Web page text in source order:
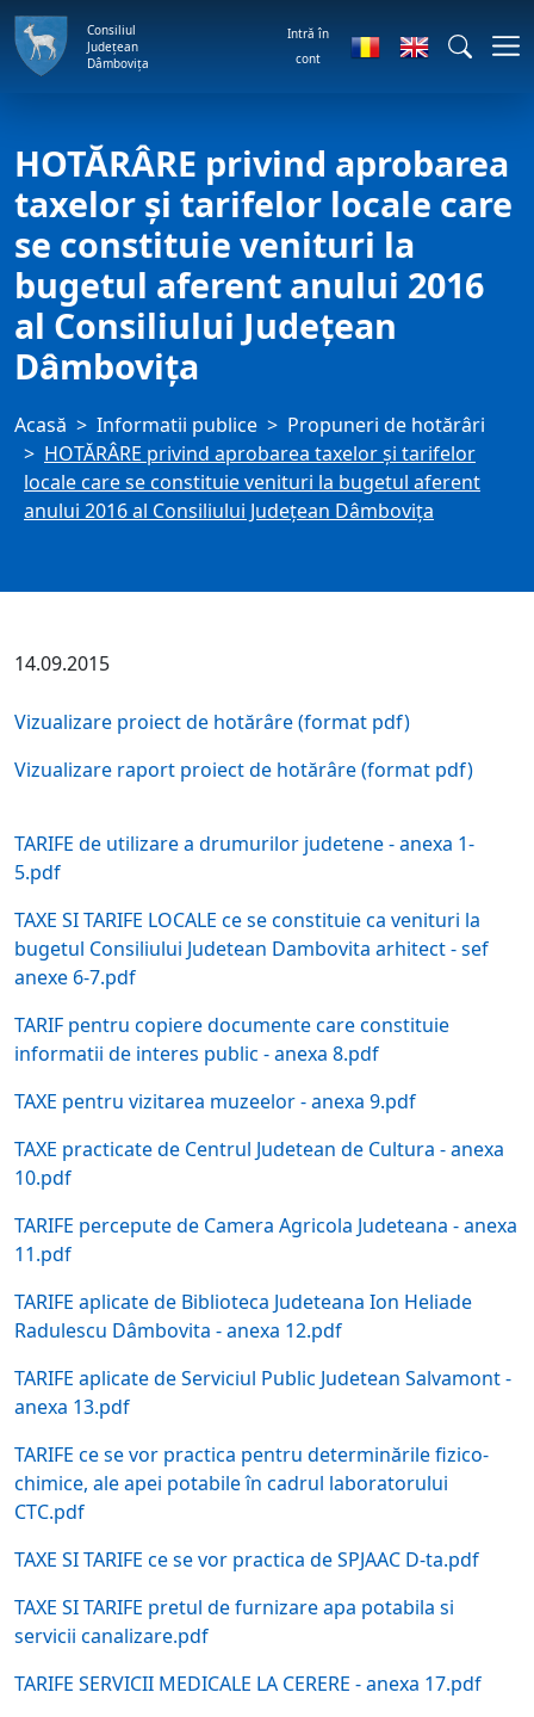
Consiliul
Județean
Dâmbovița
Intră în
cont
HOTĂRÂRE privind aprobarea
taxelor şi tarifelor locale care
se constituie venituri la
bugetul aferent anului 2016
al Consiliului Judeţean
Dâmboviţa
Acasă Informatii publice
Propuneri de hotărâri
HOTĂRÂRE privind aprobarea taxelor şi tarifelor
locale care se constituie venituri la bugetul aferent
anului 2016 al Consiliului Judeţean Dâmboviţa
14.09.2015
Vizualizare proiect de hotărâre (format pdf)
Vizualizare raport proiect de hotărâre (format pdf)
TARIFE de utilizare a drumurilor judetene - anexa 1-
5.pdf
TAXE SI TARIFE LOCALE ce se constituie ca venituri la
bugetul Consiliului Judetean Dambovita arhitect - sef
anexe 6-7.pdf
TARIF pentru copiere documente care constituie
informatii de interes public - anexa 8.pdf
TAXE pentru vizitarea muzeelor - anexa 9.pdf
TAXE practicate de Centrul Judetean de Cultura - anexa
10.pdf
TARIFE percepute de Camera Agricola Judeteana - anexa
11.pdf
TARIFE aplicate de Biblioteca Judeteana Ion Heliade
Radulescu Dâmbovita - anexa 12.pdf
TARIFE aplicate de Serviciul Public Judetean Salvamont -
anexa 13.pdf
TARIFE ce se vor practica pentru determinările fizico-
chimice, ale apei potabile în cadrul laboratorului
CTC.pdf
TAXE SI TARIFE ce se vor practica de SPJAAC D-ta.pdf
TAXE SI TARIFE pretul de furnizare apa potabila si
servicii canalizare.pdf
TARIFE SERVICII MEDICALE LA CERERE - anexa 17.pdf